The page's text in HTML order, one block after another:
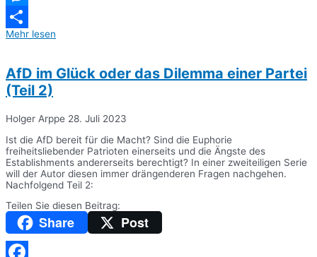
Messenger
Teilen
Mehr lesen
AfD im Glück oder das Dilemma einer Partei
(Teil 2)
Holger Arppe 28. Juli 2023
Ist die AfD bereit für die Macht? Sind die Euphorie
freiheitsliebender Patrioten einerseits und die Ängste des
Establishments andererseits berechtigt? In einer zweiteiligen Serie
will der Autor diesen immer drängenderen Fragen nachgehen.
Nachfolgend Teil 2:
Teilen Sie diesen Beitrag:
Share Post